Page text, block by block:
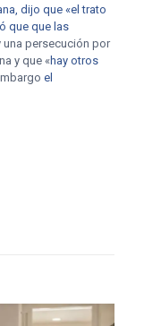
dijo que «el trato
que que las
una persecución por
y que «hay otros
el